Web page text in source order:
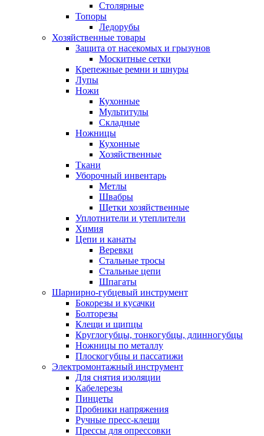
Столярные
Топоры
Ледорубы
Хозяйственные товары
Защита от насекомых и грызунов
Москитные сетки
Крепежные ремни и шнуры
Лупы
Ножи
Кухонные
Мультитулы
Складные
Ножницы
Кухонные
Хозяйственные
Ткани
Уборочный инвентарь
Метлы
Швабры
Щетки хозяйственные
Уплотнители и утеплители
Химия
Цепи и канаты
Веревки
Стальные тросы
Стальные цепи
Шпагаты
Шарнирно-губцевый инструмент
Бокорезы и кусачки
Болторезы
Клещи и щипцы
Круглогубцы, тонкогубцы, длинногубцы
Ножницы по металлу
Плоскогубцы и пассатижи
Электромонтажный инструмент
Для снятия изоляции
Кабелерезы
Пинцеты
Пробники напряжения
Ручные пресс-клещи
Прессы для опрессовки